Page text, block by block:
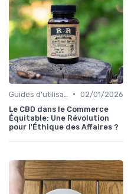
• 02/01/2026
Le CBD dans le Commerce
Équitable: Une Révolution
pour l'Éthique des Affaires ?